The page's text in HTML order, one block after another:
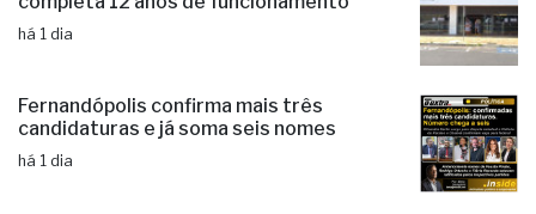
há 1 dia
Fernandópolis confirma mais três
candidaturas e já soma seis nomes
há 1 dia